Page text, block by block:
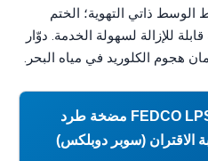
ذاتي التهوية؛ الختم
للإزالة لسهولة الخدمة. دوّار
هجوم الكلوريد في مياه البحر.
المواصفات الفنية — FEDCO LPS-200 مضخة طرد
الاقتران (سوبر دوبلكس)